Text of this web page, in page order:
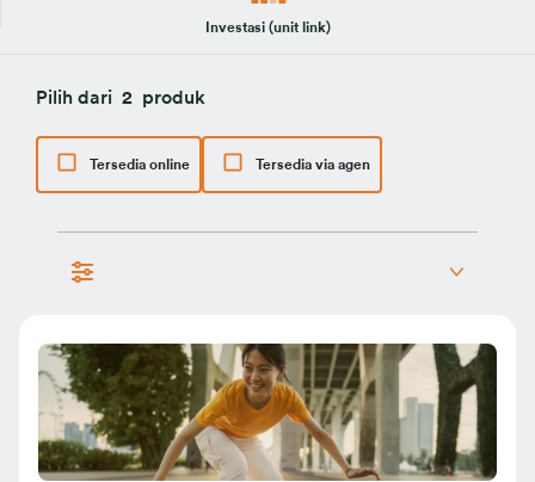
Investasi (unit link)
Pilih dari 2 produk
Tersedia online Tersedia via agen
disabilitas total & tetap